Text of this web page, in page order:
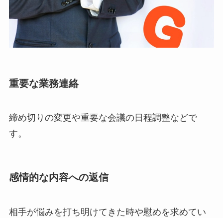
重要な業務連絡
締め切りの変更や重要な会議の日程調整などで
す。
感情的な内容への返信
相手が悩みを打ち明けてきた時や慰めを求めてい